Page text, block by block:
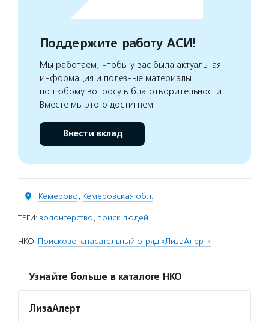
Поддержите работу АСИ!
Мы работаем, чтобы у вас была актуальная
информация и полезные материалы
по любому вопросу в благотворительности.
Вместе мы этого достигнем
Внести вклад
Кемерово, Кемеровская обл.
ТЕГИ: волонтерство, поиск людей
НКО: Поисково-спасательный отряд «ЛизаАлерт»
Узнайте больше в каталоге НКО
ЛизаАлерт